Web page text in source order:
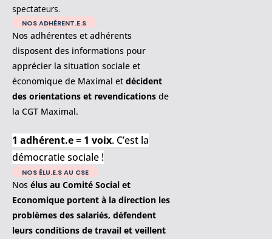
spectateurs.
NOS ADHÉRENT.E.S
Nos adhérentes et adhérents
disposent des informations pour
apprécier la situation sociale et
économique de Maximal et décident
des orientations et revendications de
la CGT Maximal.
1 adhérent.e = 1 voix. C’est la
démocratie sociale !
NOS ÉLU.E.S AU CSE
Nos élus au Comité Social et
Economique portent à la direction les
problèmes des salariés, défendent
leurs conditions de travail et veillent